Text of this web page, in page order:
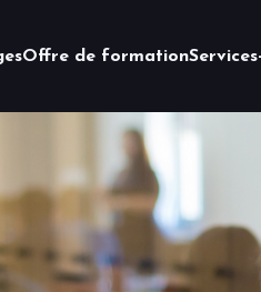
Offre de formation